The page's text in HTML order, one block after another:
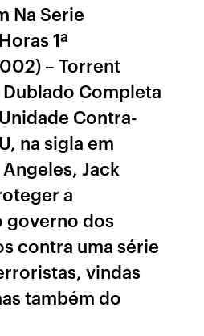
Na Serie
1ª
– Torrent
Dublado Completa
Contra-
na sigla em
Jack
a
governo dos
contra uma série
vindas
também do